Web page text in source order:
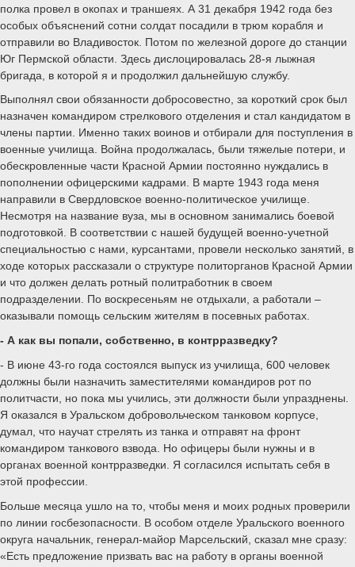
полка провел в окопах и траншеях. А 31 декабря 1942 года без
особых объяснений сотни солдат посадили в трюм корабля и
отправили во Владивосток. Потом по железной дороге до станции
Юг Пермской области. Здесь дислоцировалась 28-я лыжная
бригада, в которой я и продолжил дальнейшую службу.
Выполнял свои обязанности добросовестно, за короткий срок был
назначен командиром стрелкового отделения и стал кандидатом в
члены партии. Именно таких воинов и отбирали для поступления в
военные училища. Война продолжалась, были тяжелые потери, и
обескровленные части Красной Армии постоянно нуждались в
пополнении офицерскими кадрами. В марте 1943 года меня
направили в Свердловское военно-политическое училище.
Несмотря на название вуза, мы в основном занимались боевой
подготовкой. В соответствии с нашей будущей военно-учетной
специальностью с нами, курсантами, провели несколько занятий, в
ходе которых рассказали о структуре политорганов Красной Армии
и что должен делать ротный политработник в своем
подразделении. По воскресеньям не отдыхали, а работали –
оказывали помощь сельским жителям в посевных работах.
- А как вы попали, собственно, в контрразведку?
- В июне 43-го года состоялся выпуск из училища, 600 человек
должны были назначить заместителями командиров рот по
политчасти, но пока мы учились, эти должности были упразднены.
Я оказался в Уральском добровольческом танковом корпусе,
думал, что научат стрелять из танка и отправят на фронт
командиром танкового взвода. Но офицеры были нужны и в
органах военной контрразведки. Я согласился испытать себя в
этой профессии.
Больше месяца ушло на то, чтобы меня и моих родных проверили
по линии госбезопасности. В особом отделе Уральского военного
округа начальник, генерал-майор Марсельский, сказал мне сразу:
«Есть предложение призвать вас на работу в органы военной